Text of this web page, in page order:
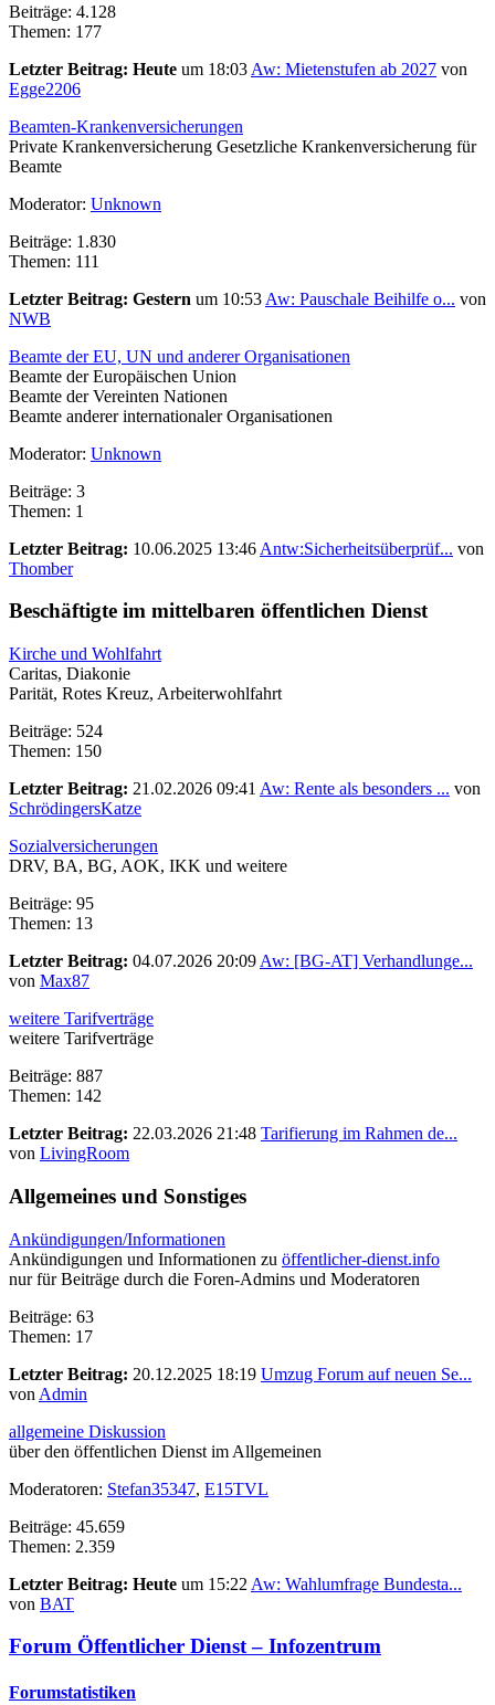
Beiträge: 4.128
Themen: 177
Letzter Beitrag: Heute um 18:03 Aw: Mietenstufen ab 2027 von
Egge2206
Beamten-Krankenversicherungen
Private Krankenversicherung Gesetzliche Krankenversicherung für
Beamte
Moderator: Unknown
Beiträge: 1.830
Themen: 111
Letzter Beitrag: Gestern um 10:53 Aw: Pauschale Beihilfe o... von
NWB
Beamte der EU, UN und anderer Organisationen
Beamte der Europäischen Union
Beamte der Vereinten Nationen
Beamte anderer internationaler Organisationen
Moderator: Unknown
Beiträge: 3
Themen: 1
Letzter Beitrag: 10.06.2025 13:46 Antw:Sicherheitsüberprüf... von
Thomber
Beschäftigte im mittelbaren öffentlichen Dienst
Kirche und Wohlfahrt
Caritas, Diakonie
Parität, Rotes Kreuz, Arbeiterwohlfahrt
Beiträge: 524
Themen: 150
Letzter Beitrag: 21.02.2026 09:41 Aw: Rente als besonders ... von
SchrödingersKatze
Sozialversicherungen
DRV, BA, BG, AOK, IKK und weitere
Beiträge: 95
Themen: 13
Letzter Beitrag: 04.07.2026 20:09 Aw: [BG-AT] Verhandlunge...
von Max87
weitere Tarifverträge
weitere Tarifverträge
Beiträge: 887
Themen: 142
Letzter Beitrag: 22.03.2026 21:48 Tarifierung im Rahmen de...
von LivingRoom
Allgemeines und Sonstiges
Ankündigungen/Informationen
Ankündigungen und Informationen zu öffentlicher-dienst.info
nur für Beiträge durch die Foren-Admins und Moderatoren
Beiträge: 63
Themen: 17
Letzter Beitrag: 20.12.2025 18:19 Umzug Forum auf neuen Se...
von Admin
allgemeine Diskussion
über den öffentlichen Dienst im Allgemeinen
Moderatoren: Stefan35347, E15TVL
Beiträge: 45.659
Themen: 2.359
Letzter Beitrag: Heute um 15:22 Aw: Wahlumfrage Bundesta...
von BAT
Forum Öffentlicher Dienst – Infozentrum
Forumstatistiken